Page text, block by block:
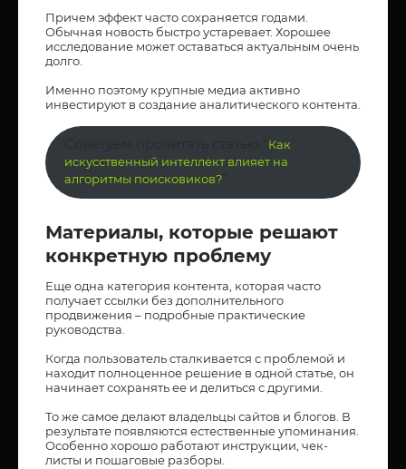
Причем эффект часто сохраняется годами.
Обычная новость быстро устаревает. Хорошее
исследование может оставаться актуальным очень
долго.
Именно поэтому крупные медиа активно
инвестируют в создание аналитического контента.
Как
искусственный интеллект влияет на
алгоритмы поисковиков?
Материалы, которые решают
конкретную проблему
Еще одна категория контента, которая часто
получает ссылки без дополнительного
продвижения – подробные практические
руководства.
Когда пользователь сталкивается с проблемой и
находит полноценное решение в одной статье, он
начинает сохранять ее и делиться с другими.
То же самое делают владельцы сайтов и блогов. В
результате появляются естественные упоминания.
Особенно хорошо работают инструкции, чек-
листы и пошаговые разборы.